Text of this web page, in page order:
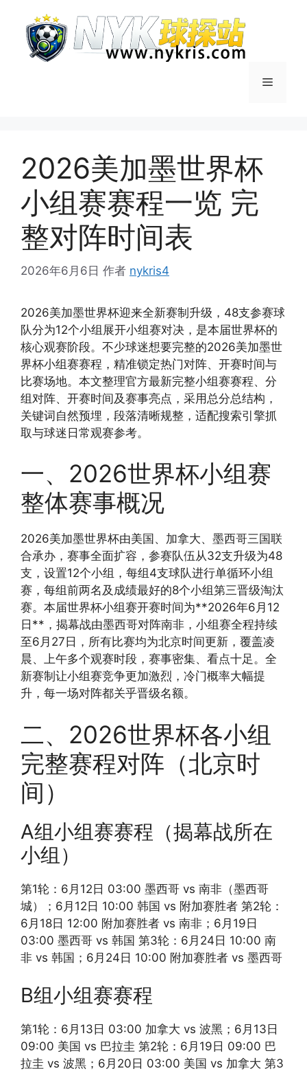
菜
2026美加墨世界杯
小组赛赛程一览 完
整对阵时间表
2026年6月6日 作者 nykris4
2026美加墨世界杯迎来全新赛制升级，48支参赛球
队分为12个小组展开小组赛对决，是本届世界杯的
核心观赛阶段。不少球迷想要完整的2026美加墨世
界杯小组赛赛程，精准锁定热门对阵、开赛时间与
比赛场地。本文整理官方最新完整小组赛赛程、分
组对阵、开赛时间及赛事亮点，采用总分总结构，
关键词自然预埋，段落清晰规整，适配搜索引擎抓
取与球迷日常观赛参考。
一、2026世界杯小组赛
整体赛事概况
2026美加墨世界杯由美国、加拿大、墨西哥三国联
合承办，赛事全面扩容，参赛队伍从32支升级为48
支，设置12个小组，每组4支球队进行单循环小组
赛，每组前两名及成绩最好的8个小组第三晋级淘汰
赛。本届世界杯小组赛开赛时间为**2026年6月12
日**，揭幕战由墨西哥对阵南非，小组赛全程持续
至6月27日，所有比赛均为北京时间更新，覆盖凌
晨、上午多个观赛时段，赛事密集、看点十足。全
新赛制让小组赛竞争更加激烈，冷门概率大幅提
升，每一场对阵都关乎晋级名额。
二、2026世界杯各小组
完整赛程对阵（北京时
间）
A组小组赛赛程（揭幕战所在
小组）
第1轮：6月12日 03:00 墨西哥 vs 南非（墨西哥
城）；6月12日 10:00 韩国 vs 附加赛胜者 第2轮：
6月18日 12:00 附加赛胜者 vs 南非；6月19日
03:00 墨西哥 vs 韩国 第3轮：6月24日 10:00 南
非 vs 韩国；6月24日 10:00 附加赛胜者 vs 墨西哥
B组小组赛赛程
第1轮：6月13日 03:00 加拿大 vs 波黑；6月13日
09:00 美国 vs 巴拉圭 第2轮：6月19日 09:00 巴
拉圭 vs 波黑；6月20日 03:00 美国 vs 加拿大 第3